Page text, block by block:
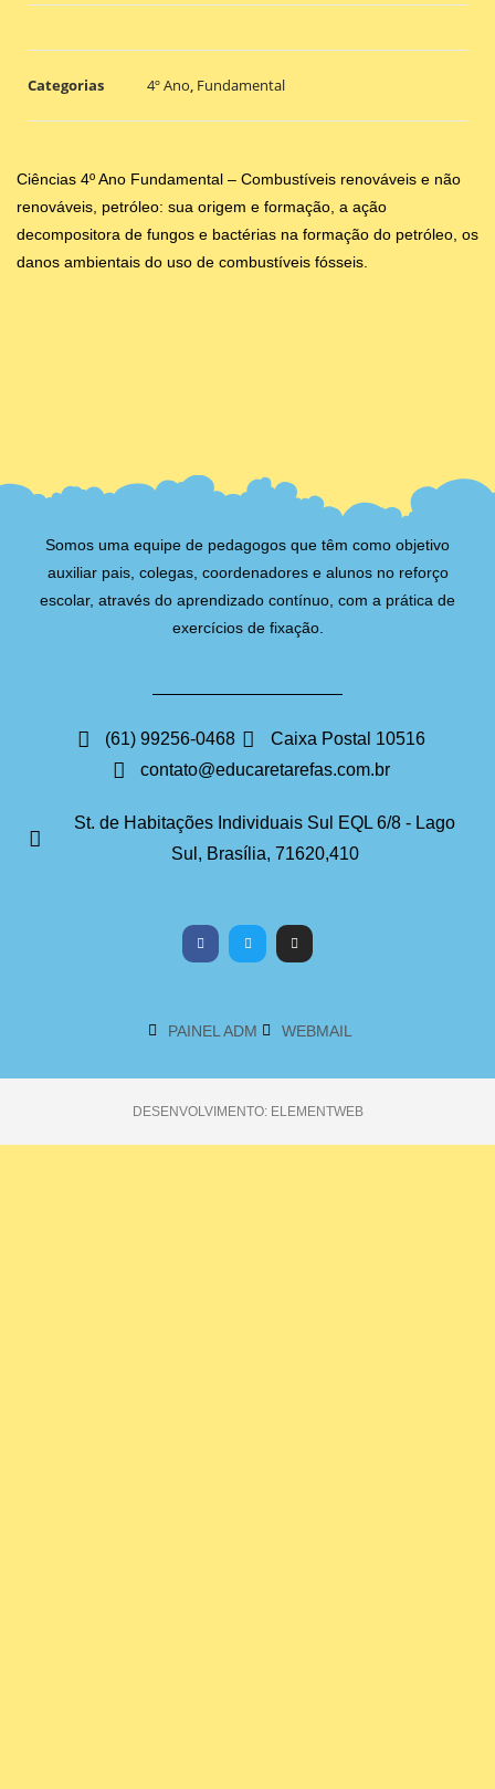
Categorias 4º Ano Fundamental
Ciências 4º Ano Fundamental – Combustíveis renováveis e não
renováveis, petróleo: sua origem e formação, a ação
decompositora de fungos e bactérias na formação do petróleo, os
danos ambientais do uso de combustíveis fósseis.
Somos uma equipe de pedagogos que têm como objetivo
auxiliar pais, colegas, coordenadores e alunos no reforço
escolar, através do aprendizado contínuo, com a prática de
exercícios de fixação.
(61) 99256-0468
Caixa Postal 10516
contato@educaretarefas.com.br
St. de Habitações Individuais Sul EQL 6/8 - Lago
Sul, Brasília, 71620,410
PAINEL ADM WEBMAIL
DESENVOLVIMENTO: ELEMENTWEB